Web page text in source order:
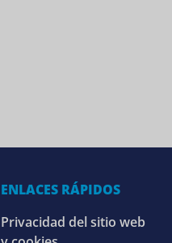
ENLACES RÁPIDOS
Privacidad del sitio web